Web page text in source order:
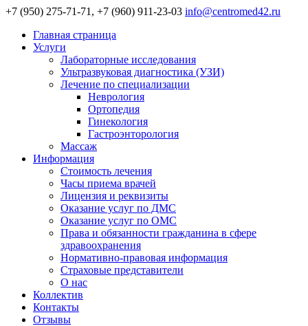
+7 (950) 275-71-71, +7 (960) 911-23-03 info@centromed42.ru
Главная страница
Услуги
Лабораторные исследования
Ультразвуковая диагностика (УЗИ)
Лечение по специализации
Неврология
Ортопедия
Гинекология
Гастроэнторология
Массаж
Информация
Стоимость лечения
Часы приема врачей
Лицензия и реквизиты
Оказание услуг по ДМС
Оказание услуг по ОМС
Права и обязанности гражданина в сфере
здравоохранения
Нормативно-правовая информация
Страховые представители
О нас
Коллектив
Контакты
Отзывы